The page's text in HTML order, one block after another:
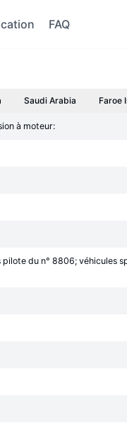
FAQ
Saudi Arabia Faroe
à moteur:
du n° 8806; véhicules